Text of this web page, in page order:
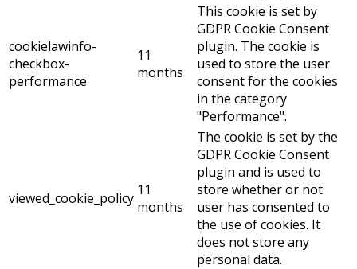
cookielawinfo-
checkbox-
performance
11
months
This cookie is set by
GDPR Cookie Consent
plugin. The cookie is
used to store the user
consent for the cookies
in the category
"Performance".
viewed_cookie_policy 11
months
The cookie is set by the
GDPR Cookie Consent
plugin and is used to
store whether or not
user has consented to
the use of cookies. It
does not store any
personal data.